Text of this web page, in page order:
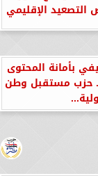
الإقليمي
بأمانة المحتوى
بـ حزب مستقبل وطن